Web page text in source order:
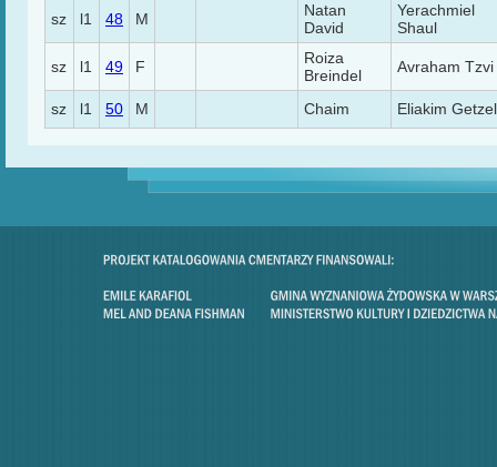
sz l1 48 M
Natan
David
Yerachmiel
Shaul
sz l1 49 F
Roiza
Breindel
Avraham Tzvi
sz l1 50 M Chaim Eliakim Getzel